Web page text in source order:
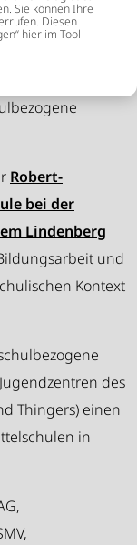
Robert-
bei der
Lindenberg
und
Kontext
des
Thingers) einen
in
Sie können Ihre
Diesen
hier im Tool